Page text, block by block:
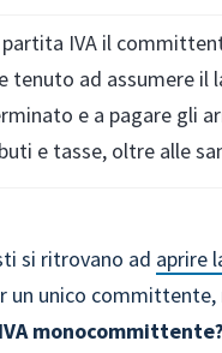
partita IVA il
tenuto ad assumere il
e a pagare gli
e tasse, oltre alle
si ritrovano ad aprire
un unico committente,
monocommittente?